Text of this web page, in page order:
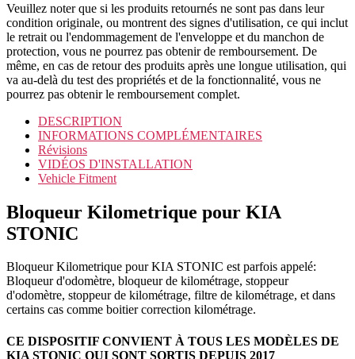
Veuillez noter que si les produits retournés ne sont pas dans leur
condition originale, ou montrent des signes d'utilisation, ce qui inclut
le retrait ou l'endommagement de l'enveloppe et du manchon de
protection, vous ne pourrez pas obtenir de remboursement. De
même, en cas de retour des produits après une longue utilisation, qui
va au-delà du test des propriétés et de la fonctionnalité, vous ne
pourrez pas obtenir le remboursement complet.
DESCRIPTION
INFORMATIONS COMPLÉMENTAIRES
Révisions
VIDÉOS D'INSTALLATION
Vehicle Fitment
Bloqueur Kilometrique pour KIA
STONIC
Bloqueur Kilometrique pour KIA STONIC est parfois appelé:
Bloqueur d'odomètre, bloqueur de kilométrage, stoppeur
d'odomètre, stoppeur de kilométrage, filtre de kilométrage, et dans
certains cas comme boitier correction kilométrage.
CE DISPOSITIF CONVIENT À TOUS LES MODÈLES DE
KIA STONIC QUI SONT SORTIS DEPUIS 2017